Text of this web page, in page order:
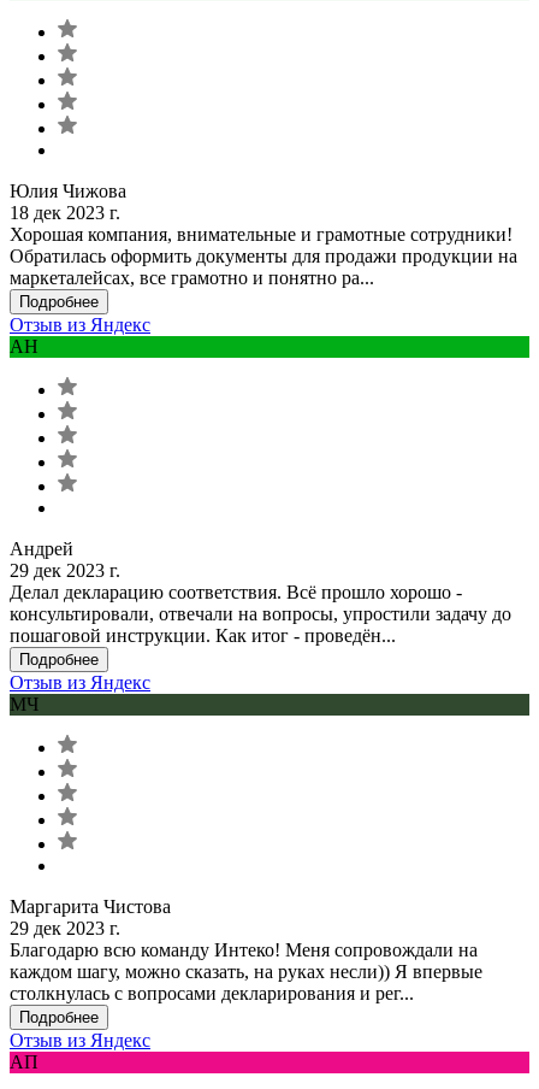
Юлия Чижова
18 дек 2023 г.
Хорошая компания, внимательные и грамотные сотрудники!
Обратилась оформить документы для продажи продукции на
маркеталейсах, все грамотно и понятно ра...
Подробнее
Отзыв из Яндекс
АН
Андрей
29 дек 2023 г.
Делал декларацию соответствия. Всё прошло хорошо -
консультировали, отвечали на вопросы, упростили задачу до
пошаговой инструкции. Как итог - проведён...
Подробнее
Отзыв из Яндекс
МЧ
Маргарита Чистова
29 дек 2023 г.
Благодарю всю команду Интеко! Меня сопровождали на
каждом шагу, можно сказать, на руках несли)) Я впервые
столкнулась с вопросами декларирования и рег...
Подробнее
Отзыв из Яндекс
АП